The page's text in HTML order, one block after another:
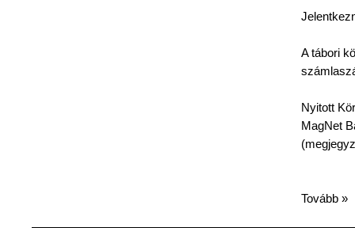
Atábori
Nyitott Kör
MagNet
(
Tovább »